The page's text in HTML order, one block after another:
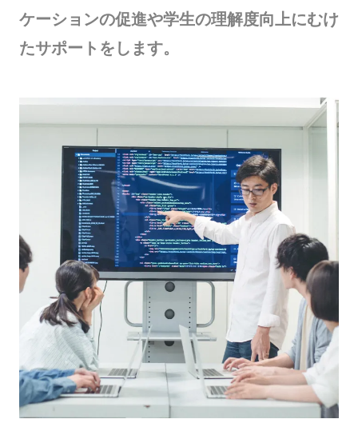
ケーションの促進や学生の理解度向上にむけ
たサポートをします。